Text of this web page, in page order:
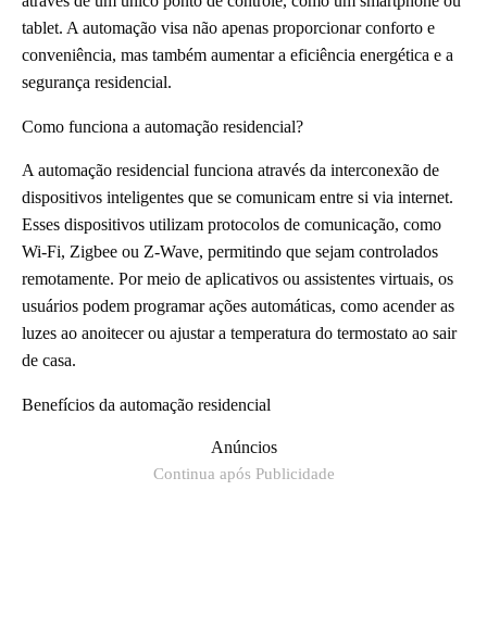
tablet. A automação visa não apenas proporcionar conforto e
conveniência, mas também aumentar a eficiência energética e a
segurança residencial.
Como funciona a automação residencial?
A automação residencial funciona através da interconexão de
dispositivos inteligentes que se comunicam entre si via internet.
Esses dispositivos utilizam protocolos de comunicação, como
Wi-Fi, Zigbee ou Z-Wave, permitindo que sejam controlados
remotamente. Por meio de aplicativos ou assistentes virtuais, os
usuários podem programar ações automáticas, como acender as
luzes ao anoitecer ou ajustar a temperatura do termostato ao sair
de casa.
Benefícios da automação residencial
Anúncios
Continua após Publicidade